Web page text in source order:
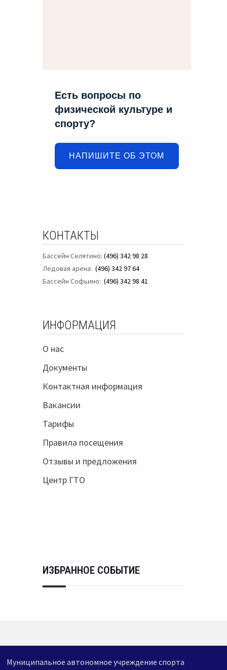
Есть вопросы по
физической культуре и
спорту?
НАПИШИТЕ ОБ ЭТОМ
КОНТАКТЫ
Бассейн Селятино: (496) 342 98 28
Ледовая арена: (496) 342 97 64
Бассейн Софьино: (496) 342 98 41
ИНФОРМАЦИЯ
О нас
Документы
Контактная информация
Вакансии
Тарифы
Правила посещения
Отзывы и предложения
Центр ГТО
ИЗБРАННОЕ СОБЫТИЕ
Муниципальное автономное учреждение спорта